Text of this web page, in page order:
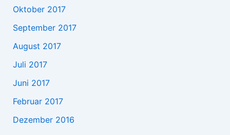
Oktober 2017
September 2017
August 2017
Juli 2017
Juni 2017
Februar 2017
Dezember 2016